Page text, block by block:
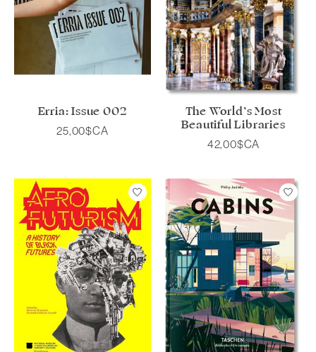
Erria: Issue 002
25,00$CA
The World’s Most
Beautiful Libraries
42,00$CA